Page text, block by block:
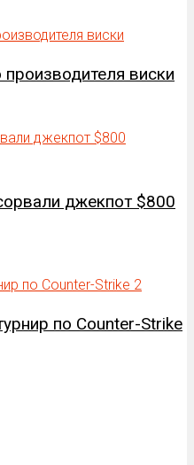
виски
джекпот $800
по Counter-Strike